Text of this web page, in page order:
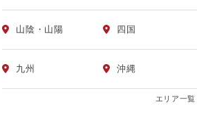
山陰・山陽 四国
九州 沖縄
エリア一覧